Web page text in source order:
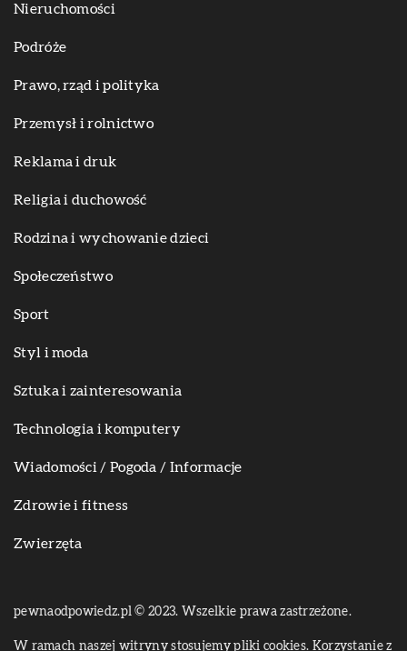
Nieruchomości
Podróże
Prawo, rząd i polityka
Przemysł i rolnictwo
Reklama i druk
Religia i duchowość
Rodzina i wychowanie dzieci
Społeczeństwo
Sport
Styl i moda
Sztuka i zainteresowania
Technologia i komputery
Wiadomości / Pogoda / Informacje
Zdrowie i fitness
Zwierzęta
pewnaodpowiedz.pl © 2023. Wszelkie prawa zastrzeżone.
W ramach naszej witryny stosujemy pliki cookies. Korzystanie z